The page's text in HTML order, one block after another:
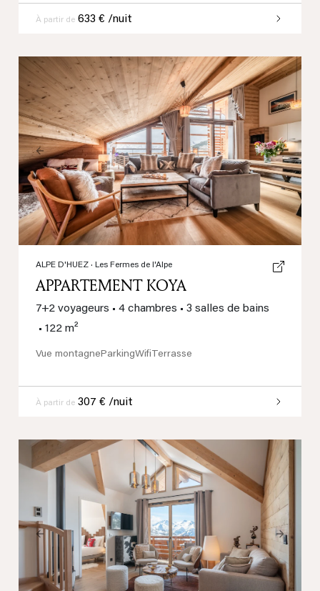
Previous Next
Previous Next
ALPE D'HUEZ · Les Fermes de l'Alpe
APPARTEMENT KOYA
7+2 voyageurs • 4 chambres • 3 salles de bains
• 122 m²
Vue montagneParkingWifi Terrasse
À partir de 307 € /nuit
À partir de 633 € /nuit